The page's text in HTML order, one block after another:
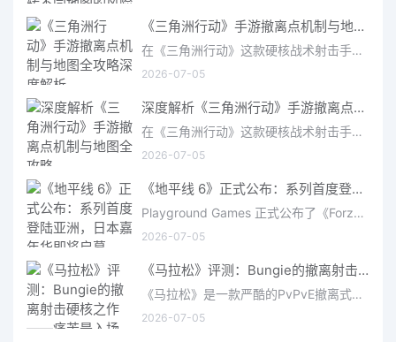
《三角洲行动》手游撤离点机制与地图全攻略深度解析
在《三角洲行动》这款硬核战术射击手游中，撤离是每位干员行动的核心目标。无论你在战场中搜刮了多少高价值物
2026-07-05
深度解析《三角洲行动》手游撤离点机制与地图全攻略
在《三角洲行动》这款硬核战术射击手游中，撤离是每位干员行动的核心目标。无论你在战场中搜刮了多少高价值物
2026-07-05
《地平线 6》正式公布：系列首度登陆亚洲，日本嘉年华即将启幕
Playground Games 正式公布了《Forza Horizon 6》，这次备受赞誉的地平线嘉年华将首次驶入亚洲，落户日本。玩家
2026-07-05
《马拉松》评测：Bungie的撤离射击硬核之作——痛苦是入场券，回报是顶级的
《马拉松》是一款严酷的PvPvE撤离式射击游戏，现已登陆PS5、Xbox Series X/S和PC。它继承了Bungie上世纪90年
2026-07-05